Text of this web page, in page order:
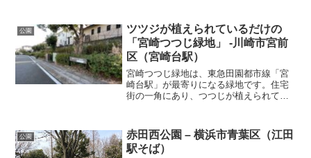
持った家族が穴に粉をかけて、何かを取
りまくっていました...
公園
ツツジが植えられているだけの
「宮崎つつじ緑地」 -川崎市宮前
区（宮崎台駅）
宮崎つつじ緑地は、東急田園都市線「宮
崎台駅」が最寄りになる緑地です。住宅
街の一角にあり、つつじが植えられてい
公園
赤田西公園 – 横浜市青葉区（江田
駅そば）